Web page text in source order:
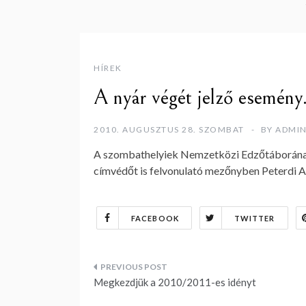
HÍREK
A nyár végét jelző
2010. AUGUSZTUS 28. SZOMBAT BY ADMIN
A szombathelyiek Nemzetközi
címvédőt is felvonulató mezőnyben Peterdi
FACEBOOK TWITTER
Bejegyzés
Megkezdjük a 2010/2011-es idényt